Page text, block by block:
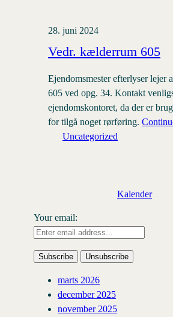
28. juni 2024
Vedr. kælderrum 605
Ejendomsmester efterlyser lejer
605 ved opg. 34. Kontakt
ejendomskontoret, da der er
for tilgå noget rørføring.
Uncategorized
Kalender
Your email:
marts 2026
december 2025
november 2025